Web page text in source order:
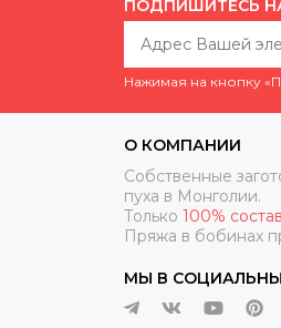
ПОДПИШИТЕСЬ
Нажимая на кнопку
О КОМПАНИИ
Собственные
пуха в Монголии.
Только 100%
Пряжа в бобинах
МЫ В